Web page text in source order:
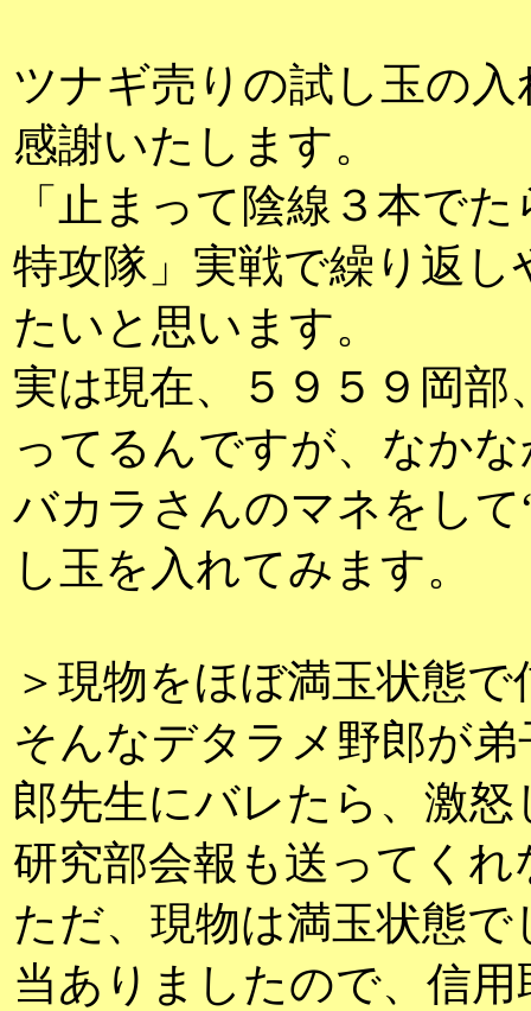
ツナギ売りの試し玉の
感謝いたします。
「止まって陰線３本で
特攻隊」実戦で繰り返
たいと思います。
実は現在、５９５９岡
ってるんですが、なか
バカラさんのマネをし
し玉を入れてみます。
＞現物をほぼ満玉状態
そんなデタラメ野郎が
郎先生にバレたら、激
研究部会報も送ってく
ただ、現物は満玉状態
当ありましたので、信